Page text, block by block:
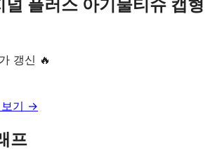
널 플러스 아기물티슈 캡형
갱신 🔥
보기 →
프